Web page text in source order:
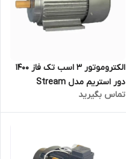
الکتروموتور ۳ اسب تک فاز ۱۴۰۰
دور استریم مدل Stream
-3HPX4P
تماس بگیرید